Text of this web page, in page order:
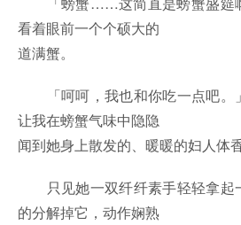
看着眼前一个个硕大的
道满蟹。
「呵呵，我也和你吃一点吧。
让我在螃蟹气味中隐隐
闻到她身上散发的、暖暖的妇人体香
只见她一双纤纤素手轻轻拿起
的分解掉它，动作娴熟